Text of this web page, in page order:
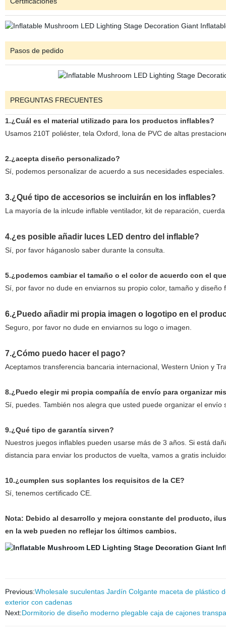
Pasos de pedido
PREGUNTAS FRECUENTES
1.¿Cuál es el material utilizado para los productos inflables?
Usamos 210T poliéster, tela Oxford, lona de PVC de altas
2.¿acepta diseño personalizado?
Sí, podemos personalizar de acuerdo a sus necesidades especiales.
3.¿Qué tipo de accesorios se incluirán en los inflables?
La mayoría de la inlcude inflable ventilador, kit de reparación,
4.¿es posible añadir luces LED dentro del inflable?
Sí, por favor háganoslo saber durante la consulta.
5.¿podemos cambiar el tamaño o el color de acuerdo con el
Sí, por favor no dude en enviarnos su propio color, tamaño y
6.¿Puedo añadir mi propia imagen o logotipo en el
Seguro, por favor no dude en enviarnos su logo o imagen.
7.¿Cómo puedo hacer el pago?
Aceptamos transferencia bancaria internacional, Western Union y
8.¿Puedo elegir mi propia compañía de envío para organizar
Sí, puedes. También nos alegra que usted puede organizar el envío
9.¿Qué tipo de garantía sirven?
Nuestros juegos inflables pueden usarse más de 3 años. Si está
distancia para enviar los productos de vuelta, vamos a gratis
10.¿cumplen sus soplantes los requisitos de la CE?
Sí, tenemos certificado CE.
Nota: Debido al desarrollo y mejora constante del producto,
en la web pueden no reflejar los últimos cambios.
Previous:Wholesale suculentas Jardín Colgante maceta de plástico
exterior con cadenas
Next:Dormitorio de diseño moderno plegable caja de cajones